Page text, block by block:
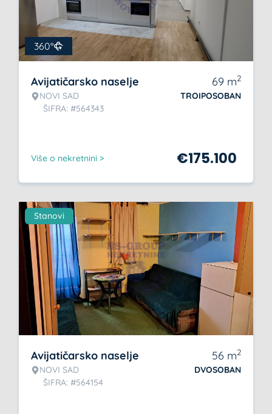
360°
Avijatičarsko naselje
NOVI SAD
ŠIFRA: #564343
69 m2
TROIPOSOBAN
Više o nekretnini > €175.100
Stanovi
Avijatičarsko naselje
NOVI SAD
ŠIFRA: #564154
56 m2
DVOSOBAN